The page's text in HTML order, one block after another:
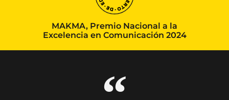
MAKMA, Premio Nacional a la
Excelencia en Comunicación 2024